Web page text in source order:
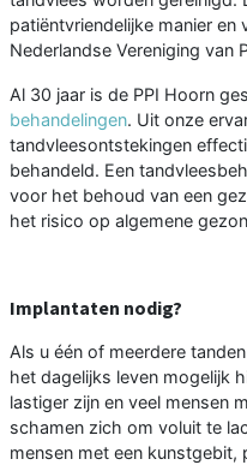
patiëntvriendelijke manier
Nederlandse Vereniging van
Al 30 jaar is de PPI Hoorn
behandelingen. Uit onze
tandvleesontstekingen
behandeld. Een
voor het behoud van een
het risico op algemene
Implantaten nodig?
Als u één of meerdere
het dagelijks leven mogelijk
lastiger zijn en veel mensen
schamen zich om voluit te
mensen met een kunstgebit,